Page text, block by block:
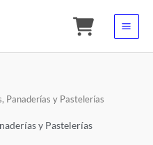
Panaderías y Pastelerías
y Pastelerías